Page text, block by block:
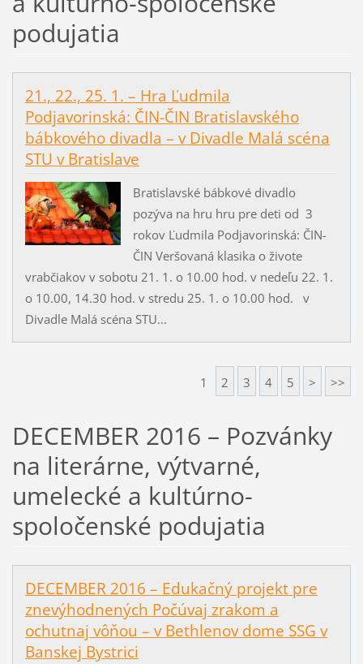
podujatia
21., 22., 25. 1. – Hra Ľudmila
Podjavorinská: ČIN-ČIN Bratislavského
bábkového divadla – v Divadle Malá scéna
STU v Bratislave
Bratislavské bábkové divadlo
pozýva na hru hru pre deti od 3
rokov Ľudmila Podjavorinská: ČIN-
ČIN Veršovaná klasika o živote
vrabčiakov v sobotu 21. 1. o 10.00 hod. v nedeľu 22. 1.
o 10.00, 14.30 hod. v stredu 25. 1. o 10.00 hod. v
Divadle Malá scéna STU...
1 2 3 4 5 > >>
DECEMBER 2016 – Pozvánky
na literárne, výtvarné,
umelecké a kultúrno-
spoločenské podujatia
DECEMBER 2016 – Edukačný projekt pre
znevýhodnených Počúvaj zrakom a
ochutnaj vôňou – v Bethlenov dome SSG v
Banskej Bystrici